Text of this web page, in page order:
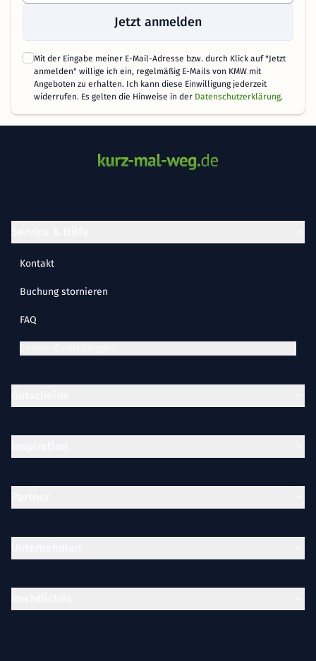
Jetzt anmelden
Mit der Eingabe meiner E-Mail-Adresse bzw. durch Klick auf "Jetzt
anmelden" willige ich ein, regelmäßig E-Mails von KMW mit
Angeboten zu erhalten. Ich kann diese Einwilligung jederzeit
widerrufen. Es gelten die Hinweise in der Datenschutzerklärung.
Kontakt
Buchung stornieren
FAQ